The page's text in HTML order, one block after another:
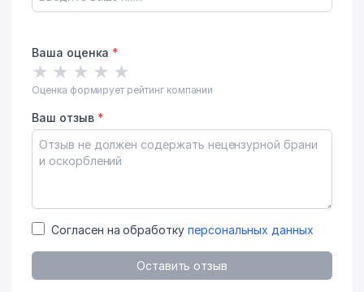
Ваша оценка *
★ ★ ★ ★ ★
Оценка формирует рейтинг компании
Ваш отзыв *
Согласен на обработку персональных данных
Оставить отзыв